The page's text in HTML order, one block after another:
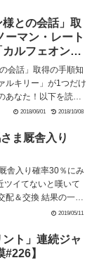
ヤミの事件簿 正解＆
限定問題の賞品生放
=...
様との会話」取
ーマン・レート
ルフェオンの
】
会話」取得の手順知
ルキリー」が1つだけ
なた！以下を読ん
し最大行動力を +5 し
【知識収集】「エリ
条件この知識「エリ
2018/06/01 2018/10/08
ま厩舎入り
舎入り確率30％にみ
ツイてないと嘆いて
＆交換 結果の一覧
追加。 (adsbygoogle
勇姿7I × 6H で消化
2019/05/11
ト」連続ジャ
】